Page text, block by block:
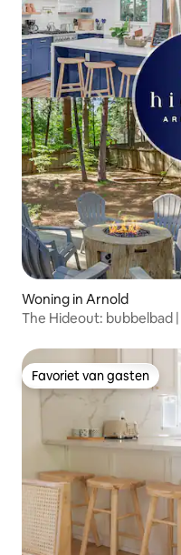
Woning in Arnold
The Hideout: bubbelbad
Favoriet van gasten
Favoriet van gasten